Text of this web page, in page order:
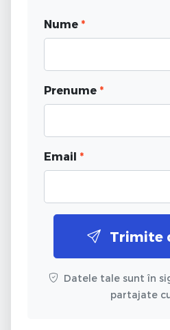
Nume *
Prenume *
Email *
Trimite
Datele tale sunt în
partajate